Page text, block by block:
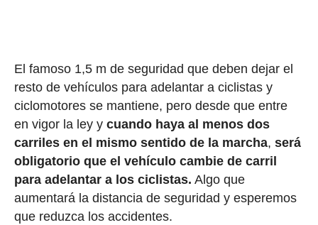
El famoso 1,5 m de seguridad que deben dejar el
resto de vehículos para adelantar a ciclistas y
ciclomotores se mantiene, pero desde que entre
en vigor la ley y cuando haya al menos dos
carriles en el mismo sentido de la marcha, será
obligatorio que el vehículo cambie de carril
para adelantar a los ciclistas. Algo que
aumentará la distancia de seguridad y esperemos
que reduzca los accidentes.